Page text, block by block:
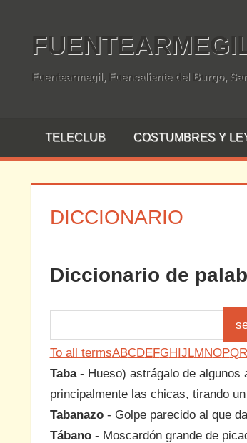
contenido
Fuentearmegil, Fuencaliente del Burgo,
TELECLUB COSTUMBRES Y
DICCIONARIO
Diccionario de
To all termsABCDEFGHIJLMNOPQR
Taba- Hueso) astrágalo de algunos
principalmente las chicas, tirando
Tabanazo- Golpe parecido al que
Tábano- Moscardón grande de